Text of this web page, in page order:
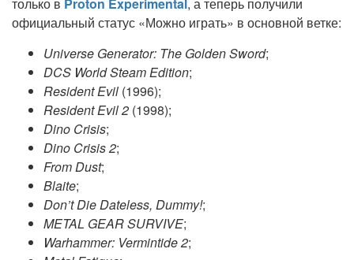
официальный статус «Можно играть» в основной ветке:
Universe Generator: The Golden Sword;
DCS World Steam Edition;
Resident Evil (1996);
Resident Evil 2 (1998);
Dino Crisis;
Dino Crisis 2;
From Dust;
Blaite;
Don’t Die Dateless, Dummy!;
METAL GEAR SURVIVE;
Warhammer: Vermintide 2;